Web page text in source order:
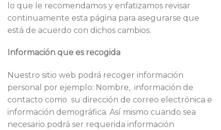
lo que le recomendamos y enfatizamos revisar
continuamente esta página para asegurarse que
está de acuerdo con dichos cambios.
Información que es recogida
Nuestro sitio web podrá recoger información
personal por ejemplo: Nombre, información de
contacto como su dirección de correo electrónica e
información demográfica. Así mismo cuando sea
necesario podrá ser requerida información